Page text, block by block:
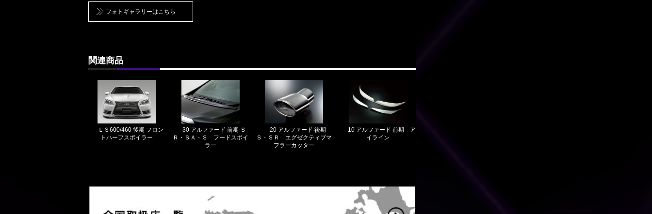
フォトギャラリーはこちら
関連商品
ＬＳ600/460 後期 フロン
トハーフスポイラー
30 アルファード 前期 Ｓ
Ｒ・ＳＡ・Ｓ フードスポイ
ラー
20 アルファード 後期
Ｓ・ＳＲ エグゼクティブマ
フラーカッター
10 アルファード 前期 ア
イライン